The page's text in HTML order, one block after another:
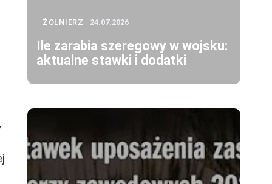
ŻOŁNIERZ 24.07.2026
Ile zarabia szeregowy w wojsku:
aktualne stawki i dodatki